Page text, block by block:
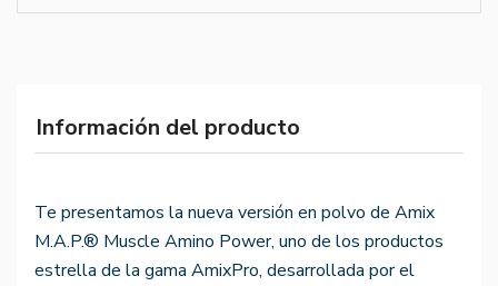
Información del producto
Te presentamos la nueva versión en polvo de Amix
M.A.P.® Muscle Amino Power, uno de los productos
estrella de la gama AmixPro, desarrollada por el